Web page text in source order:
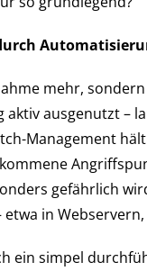
mehr,
ausgenutzt –
Management
gefährlich
in
ein simpel